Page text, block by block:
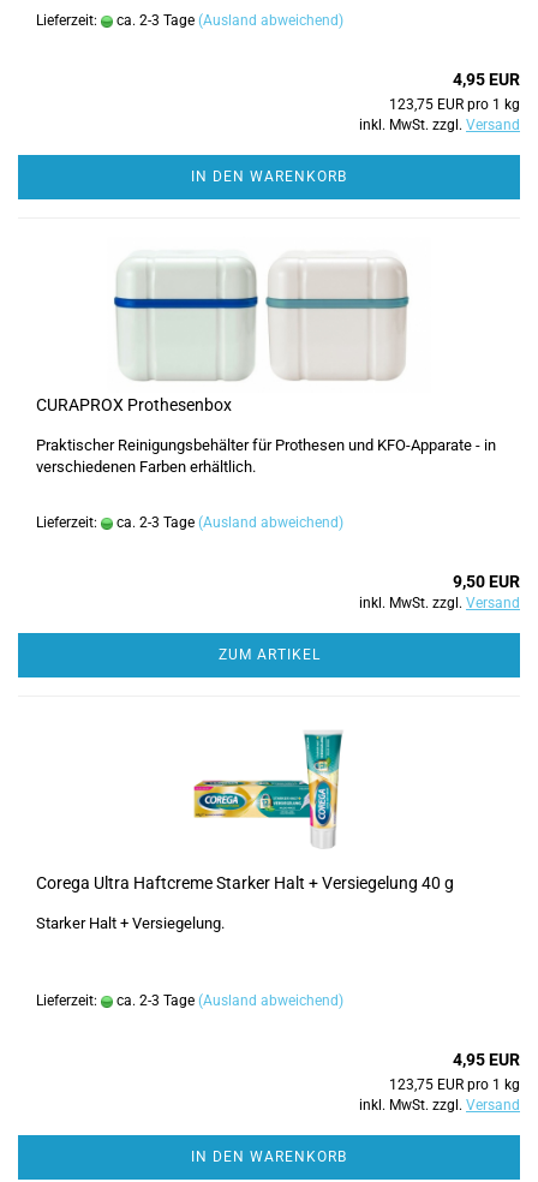
Lieferzeit: ca. 2-3 Tage (Ausland abweichend)
4,95 EUR
123,75 EUR pro 1 kg
inkl. MwSt. zzgl. Versand
IN DEN WARENKORB
CURAPROX Prothesenbox
Praktischer Reinigungsbehälter für Prothesen und KFO-Apparate - in
verschiedenen Farben erhältlich.
Lieferzeit: ca. 2-3 Tage (Ausland abweichend)
9,50 EUR
inkl. MwSt. zzgl. Versand
ZUM ARTIKEL
Corega Ultra Haftcreme Starker Halt + Versiegelung 40 g
Starker Halt + Versiegelung.
Lieferzeit: ca. 2-3 Tage (Ausland abweichend)
4,95 EUR
123,75 EUR pro 1 kg
inkl. MwSt. zzgl. Versand
IN DEN WARENKORB